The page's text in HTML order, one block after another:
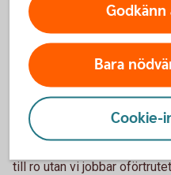
Vår del av Sverige
Varenda krona du sätter in
verksamhetsområde och
bygden. Det betyder att om
Sparbanken Tranemo så
din hembygd. Med facit i
till ro utan vi jobbar
Godkänn
Bara
Cookie-